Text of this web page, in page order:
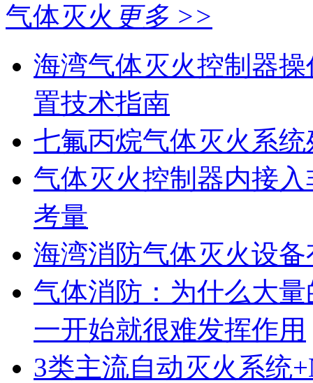
气体灭火 更多 >>
海湾气体灭火控制器
置技术指南
七氟丙烷气体灭火系统
气体灭火控制器内接
考量
海湾消防气体灭火设
气体消防：为什么大
一开始就很难发挥作用
3类主流自动灭火系统